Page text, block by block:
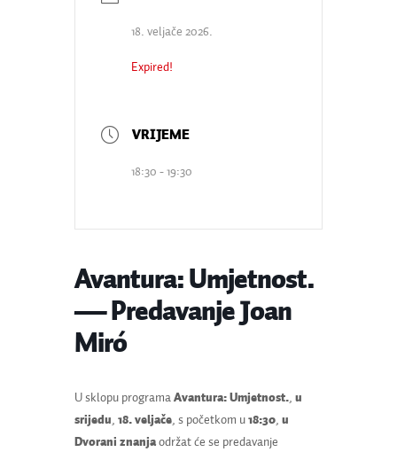
18. veljače 2026.
Expired!
18:30 - 19:30
Avantura: Umjetnost.
— Predavanje Joan
Miró
U sklopu programa Avantura: Umjetnost., u
srijedu 18. veljače, s početkom u 18:30, u
Dvorani znanjaodržat će se predavanje